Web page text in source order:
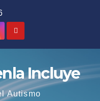
Incluye
Autismo